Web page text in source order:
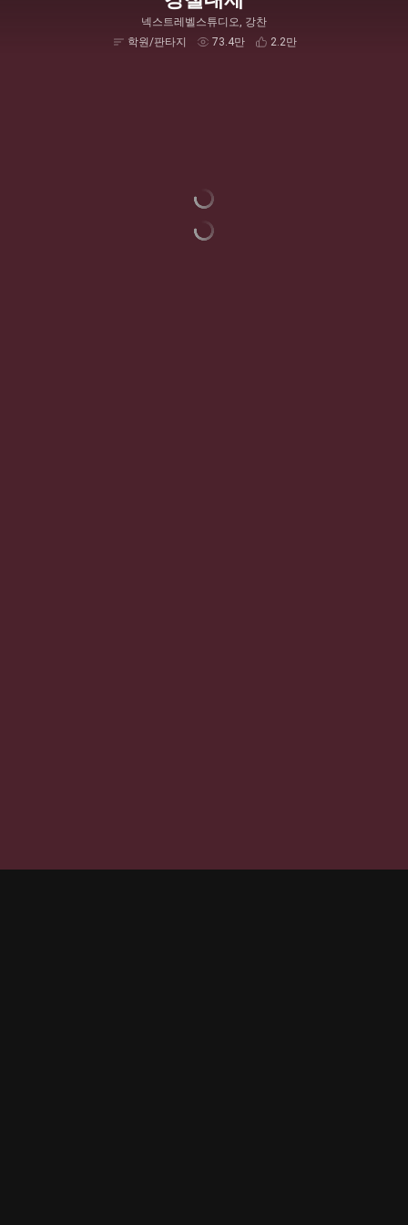
넥스트레벨스튜디오, 강찬
학원/판타지
73.4만 2.2만